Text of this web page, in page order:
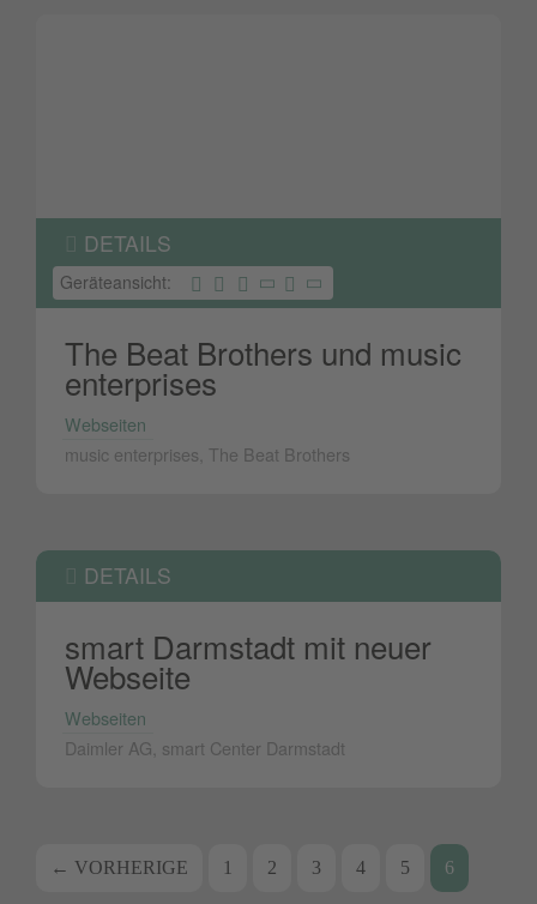
DETAILS
Geräteansicht:
The Beat Brothers und music
enterprises
Webseiten
music enterprises, The Beat Brothers
DETAILS
smart Darmstadt mit neuer
Webseite
Webseiten
Daimler AG, smart Center Darmstadt
Beitrags-
← VORHERIGE 1 2 3 4 5 6